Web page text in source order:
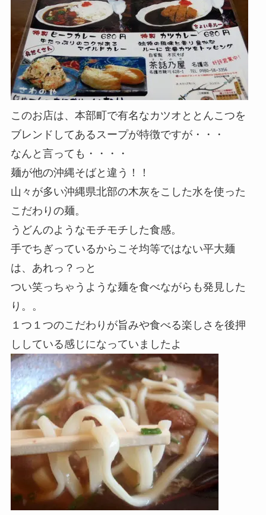
このお店は、本部町で有名なカツオととんこつを
ブレンドしてあるスープが特徴ですが・・・
なんと言っても・・・・
麺が他の沖縄そばと違う！！
山々が多い沖縄県北部の木灰をこした水を使った
こだわりの麺。
うどんのようなモチモチした食感。
手でちぎっているからこそ均等ではない平大麺
は、あれっ？っと
つい笑っちゃうような麺を食べながらも発見した
り。。
１つ１つのこだわりが旨みや食べる楽しさを後押
ししている感じになっていましたよ